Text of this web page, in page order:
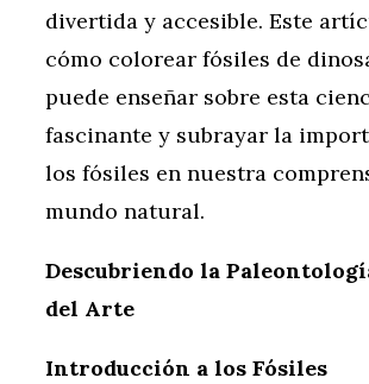
divertida y accesible. Este
cómo colorear fósiles de
puede enseñar sobre esta
fascinante y subrayar la
los fósiles en nuestra
mundo natural.
Descubriendo la
del Arte
Introducción a los Fósiles